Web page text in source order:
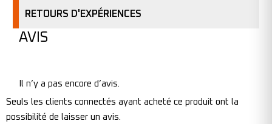
RETOURS D'EXPÉRIENCES
AVIS
Il n’y a pas encore d’avis.
Seuls les clients connectés ayant acheté ce produit ont la
possibilité de laisser un avis.